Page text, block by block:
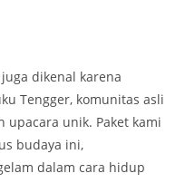
dikenal karena
Tengger, komunitas asli
unik. Paket kami
budaya ini,
dalam cara hidup